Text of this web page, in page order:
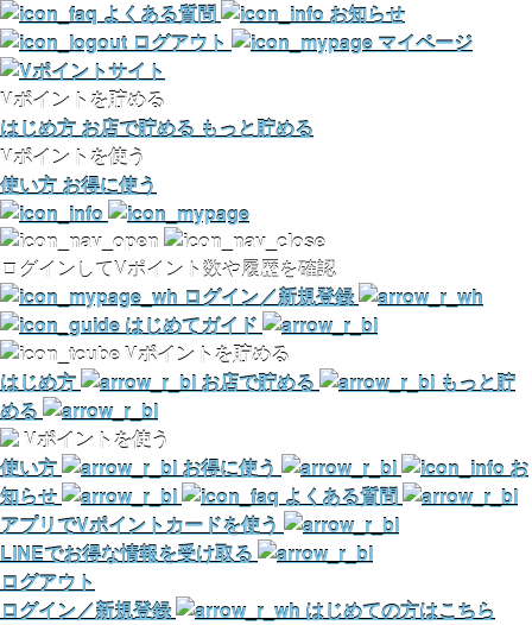
よくある質問
お知らせ
ログアウト
マイページ
Vポイントを貯める
はじめ方 お店で貯める もっと貯める
Vポイントを使う
使い方 お得に使う
ログインしてVポイント数や履歴を確認
ログイン／新規登録
はじめてガイド
Vポイントを貯める
はじめ方
お店で貯める
もっと貯
める
Vポイントを使う
使い方
お得に使う
お
知らせ
よくある質問
アプリでVポイントカードを使う
LINEでお得な情報を受け取る
ログアウト
ログイン／新規登録
はじめての方はこちら